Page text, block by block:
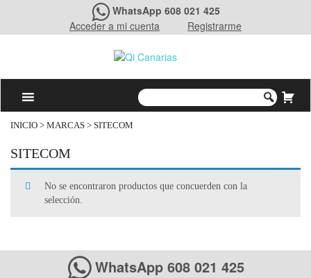
WhatsApp 608 021 425
Acceder a mi cuenta
Registrarme
INICIO > MARCAS > SITECOM
SITECOM
No se encontraron productos que concuerden con la
selección.
WhatsApp 608 021 425